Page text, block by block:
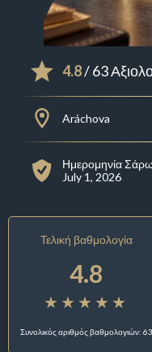
4.8/ 63
Aráchova
Ημερομηνία
July 1, 2026
Τελική βαθμολογία
4.8
Συνολικός αριθμός βαθμολογιών: 63